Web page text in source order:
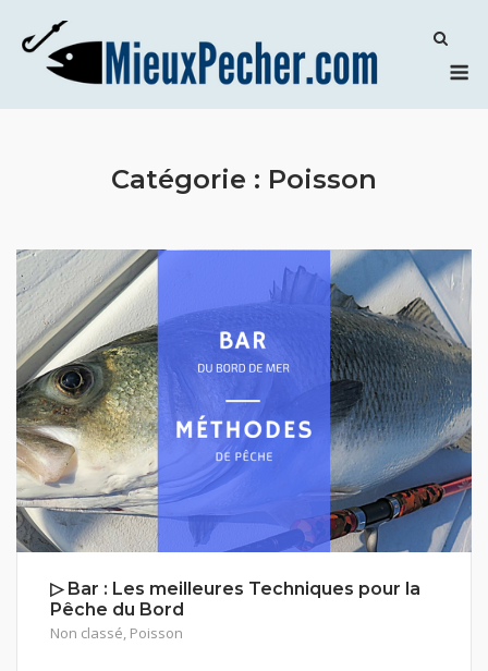
content
Catégorie : Poisson
▷ Bar : Les meilleures Techniques pour la
Pêche du Bord
Non classé, Poisson